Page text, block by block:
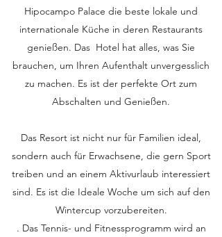
Hipocampo Palace die beste lokale und
internationale Küche in deren Restaurants
genießen. Das Hotel hat alles, was Sie
brauchen, um Ihren Aufenthalt unvergesslich
zu machen. Es ist der perfekte Ort zum
Abschalten und Genießen.
Das Resort ist nicht nur für Familien ideal,
sondern auch für Erwachsene, die gern Sport
treiben und an einem Aktivurlaub interessiert
sind. Es ist die Ideale Woche um sich auf den
Wintercup vorzubereiten.
. Das Tennis- und Fitnessprogramm wird an